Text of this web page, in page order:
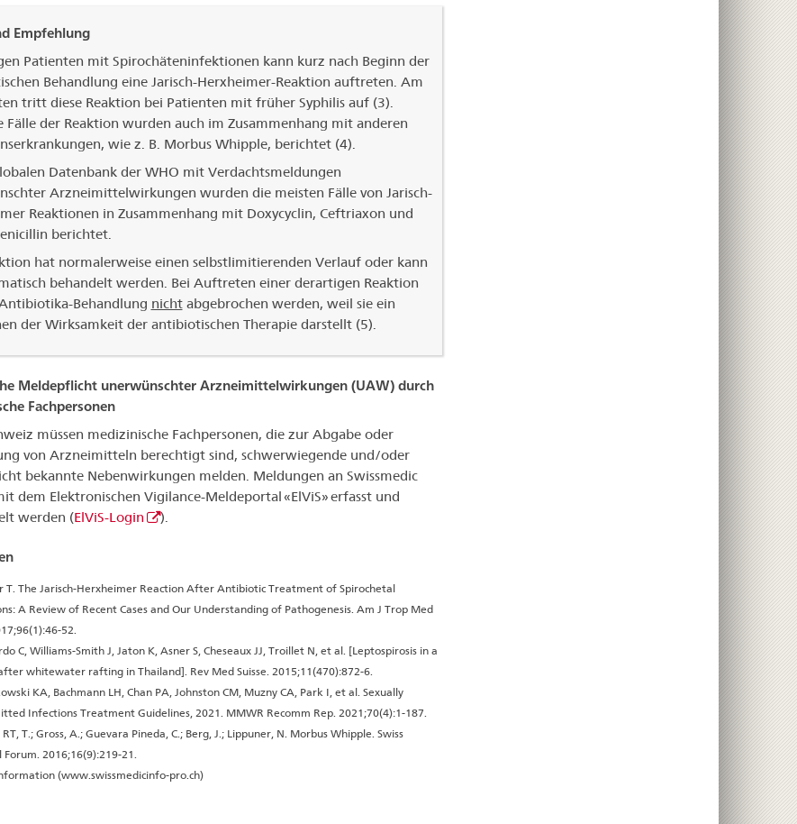
Empfehlung
Patienten mit Spirochäteninfektionen kann kurz nach Beginn der
Behandlung eine Jarisch-Herxheimer-Reaktion auftreten. Am
tritt diese Reaktion bei Patienten mit früher Syphilis auf (3).
Fälle der Reaktion wurden auch im Zusammenhang mit anderen
wie z. B. Morbus Whipple, berichtet (4).
Datenbank der WHO mit Verdachtsmeldungen
Arzneimittelwirkungen wurden die meisten Fälle von Jarisch-
Reaktionen in Zusammenhang mit Doxycyclin, Ceftriaxon und
berichtet.
hat normalerweise einen selbstlimitierenden Verlauf oder kann
behandelt werden. Bei Auftreten einer derartigen Reaktion
Behandlung nichtabgebrochen werden, weil sie ein
der Wirksamkeit der antibiotischen Therapie darstellt (5).
Meldepflicht unerwünschter Arzneimittelwirkungen (UAW) durch
Fachpersonen
müssen medizinische Fachpersonen, die zur Abgabe oder
von Arzneimitteln berechtigt sind, schwerwiegende und/oder
bekannte Nebenwirkungen melden. Meldungen an Swissmedic
dem Elektronischen Vigilance-Meldeportal «ElViS» erfasst und
werden (ElViS-Login ).
T. The Jarisch-Herxheimer Reaction After Antibiotic Treatment of Spirochetal
A Review of Recent Cases and Our Understanding of Pathogenesis. Am J Trop Med
52.
C, Williams-Smith J, Jaton K, Asner S, Cheseaux JJ, Troillet N, et al. [Leptospirosis in a
whitewater rafting in Thailand]. Rev Med Suisse. 2015;11(470):872-6.
KA, Bachmann LH, Chan PA, Johnston CM, Muzny CA, Park I, et al. Sexually
Infections Treatment Guidelines, 2021. MMWR Recomm Rep. 2021;70(4):1-187.
T.; Gross, A.; Guevara Pineda, C.; Berg, J.; Lippuner, N. Morbus Whipple. Swiss
Forum. 2016;16(9):219-21.
(www.swissmedicinfo-pro.ch)